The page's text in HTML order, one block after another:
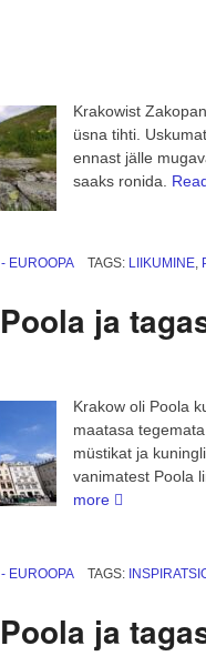
Krakowist
üsna tihti.
ennast jälle
saaks ronida.
EUROOPA TAGS: LIIKUMINE,
ja
Krakow oli Poola
maatasa
müstikat ja
vanimatest Poola
more “Seiklusreis
tagasi
EUROOPA TAGS:
ja